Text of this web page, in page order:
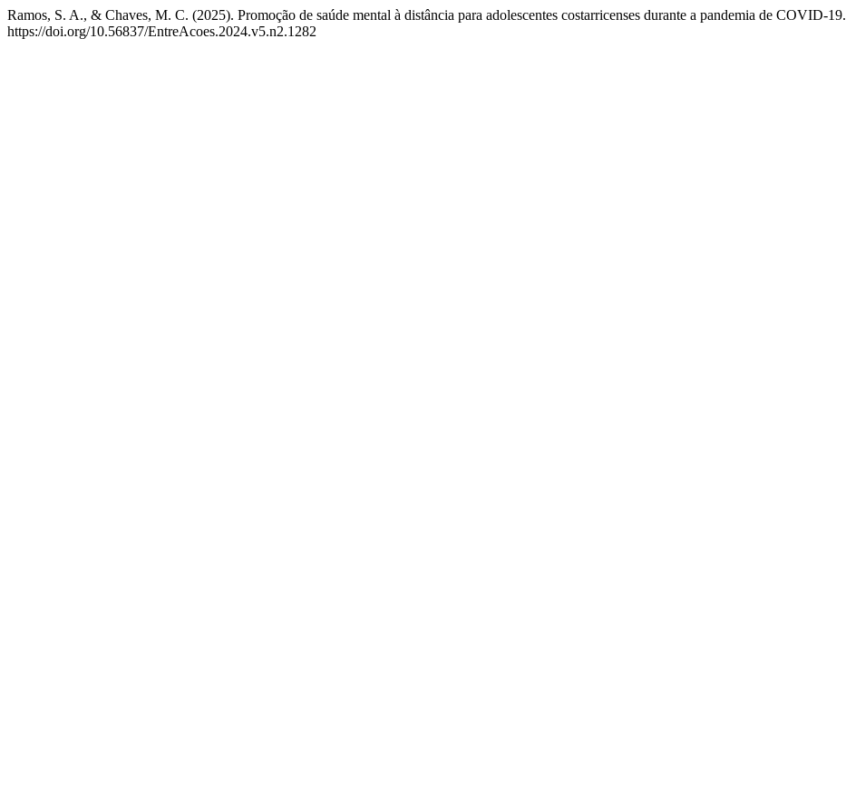
Ramos, S. A., & Chaves, M. C. (2025). Promoção de saúde mental à distância para adolescentes costarricenses durante a pandemia de COVID-19.
https://doi.org/10.56837/EntreAcoes.2024.v5.n2.1282